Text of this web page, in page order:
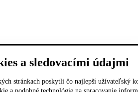
a sledovacími údajmi
stránkach poskytli čo najlepší užívateľský